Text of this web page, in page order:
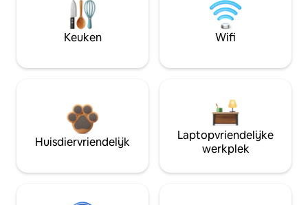
Keuken Wifi
Huisdiervriendelijk
Laptopvriendelijke
werkplek